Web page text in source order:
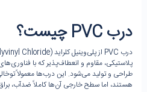
درب چیست؟
پلاستیکی، مقاوم و انعطاف‌پذیر که با
طراحی و تولید می‌شود. این درب‌ها معمولاً
هستند، اما سطح خارجی آن‌ها کاملاً ضدآب،